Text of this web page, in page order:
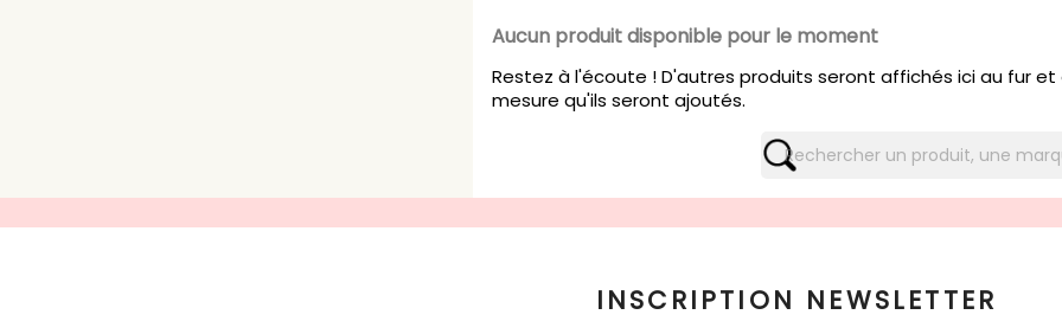
Aucun produit disponible pour le moment
Restez à l'écoute ! D'autres produits seront affichés ici au fur et
mesure qu'ils seront ajoutés.
INSCRIPTION NEWSLETTER